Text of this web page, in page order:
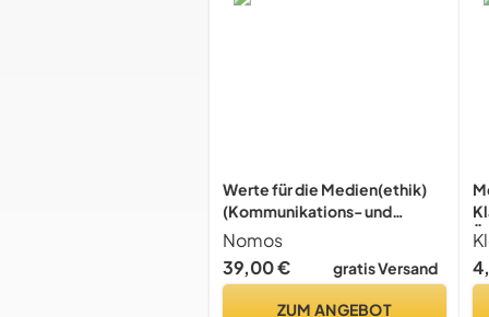
Werte für die Medien(ethik)
(Kommunikations- und
Medienethik)
Nomos
39,00 €
gratis Versand
ZUM ANGEBOT